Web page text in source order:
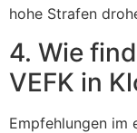
hohe Strafen
4. Wie
VEFK in
Empfehlungen im